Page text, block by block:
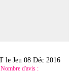
leJeu 08 Déc 2016
d'avis :